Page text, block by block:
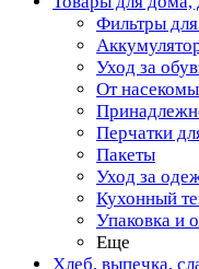
Фильтры
Уход за
От
Перчатки
Пакеты
Уход за
Кухонный
Упаковка и
Еще
Хлеб, выпечка,